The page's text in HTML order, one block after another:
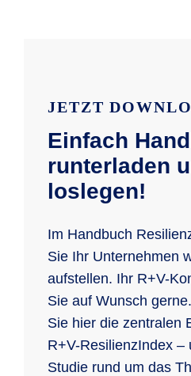
JETZT
Einfach
runterladen
loslegen!
Im Handbuch
Sie Ihr Unternehmen
aufstellen. Ihr R+V-
Sie auf Wunsch
Sie hier die zentralen
R+V-ResilienzIndex –
Studie rund um das